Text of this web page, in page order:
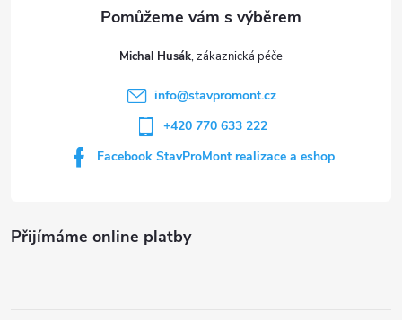
v
Přijímáme online platby
Michal Husák
info@stavpromont.cz
+420 770 633 222
Facebook StavProMont realizace a eshop